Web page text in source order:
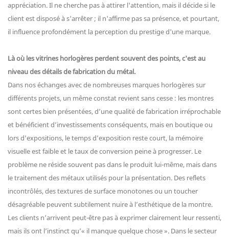
appréciation. Il ne cherche pas à attirer l'attention, mais il décide si le
client est disposé à s'arrêter ; il n'affirme pas sa présence, et pourtant,
il influence profondément la perception du prestige d'une marque.
Là où les vitrines horlogères perdent souvent des points, c'est au
niveau des détails de fabrication du métal.
Dans nos échanges avec de nombreuses marques horlogères sur
différents projets, un même constat revient sans cesse : les montres
sont certes bien présentées, d’une qualité de fabrication irréprochable
et bénéficient d’investissements conséquents, mais en boutique ou
lors d’expositions, le temps d’exposition reste court, la mémoire
visuelle est faible et le taux de conversion peine à progresser. Le
problème ne réside souvent pas dans le produit lui-même, mais dans
le traitement des métaux utilisés pour la présentation. Des reflets
incontrôlés, des textures de surface monotones ou un toucher
désagréable peuvent subtilement nuire à l’esthétique de la montre.
Les clients n’arrivent peut-être pas à exprimer clairement leur ressenti,
mais ils ont l’instinct qu’« il manque quelque chose ». Dans le secteur